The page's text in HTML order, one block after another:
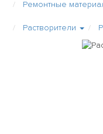
Ремонтные
Растворители